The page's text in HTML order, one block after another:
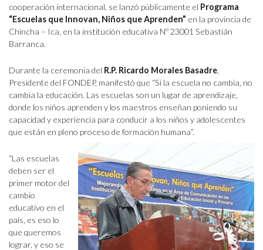
cooperación internacional, se lanzó públicamente el Programa
“Escuelas que Innovan, Niños que Aprenden” en la provincia de
Chincha – Ica, en la institución educativa Nº 23001 Sebastián
Barranca.
Durante la ceremonia del R.P. Ricardo Morales Basadre
Presidente del FONDEP, manifestó que “Si la escuela no cambia, no
cambia la educación. Las escuelas son un lugar de aprendizaje,
donde los niños aprenden y los maestros enseñan poniendo su
capacidad y experiencia para conducir a los niños y adolescentes
que están en pleno proceso de formación humana”.
“Las escuelas
deben ser el
primer motor del
cambio
educativo en el
país, es eso lo
que queremos
lograr, y eso se